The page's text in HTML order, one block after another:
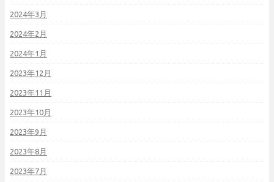
2024年3月
2024年2月
2024年1月
2023年12月
2023年11月
2023年10月
2023年9月
2023年8月
2023年7月